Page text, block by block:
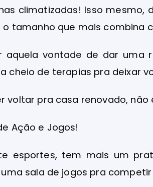
climatizadas! Isso
o tamanho que mais combina
aquela vontade de dar uma
cheio de terapias pra deixar
voltar pra casa renovado, não
Ação e Jogos!
esportes, tem mais um
sala de jogos pra